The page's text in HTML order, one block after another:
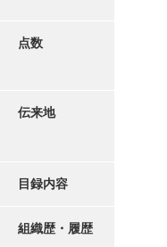
点数
伝来地
目録内容
組織歴・履歴